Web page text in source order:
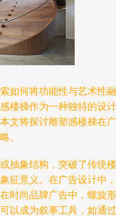
如何将功能性与艺术性融
楼梯作为一种独特的设计
文将探讨雕塑感楼梯在广
。
抽象结构，突破了传统楼
征意义。在广告设计中，
时尚品牌广告中，螺旋形
以成为叙事工具，如通过